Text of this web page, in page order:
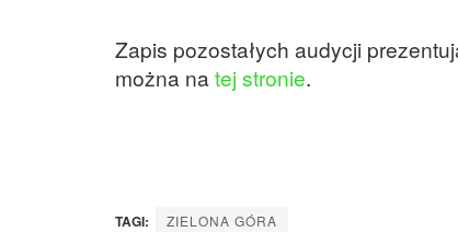
Zapis pozostałych audycji
można natej stronie.
TAGI: ZIELONA GÓRA